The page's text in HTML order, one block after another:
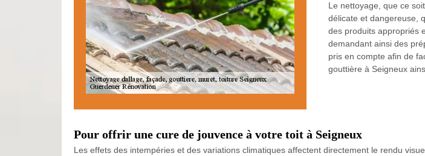
Le nettoyage, que ce
délicate et dangereuse,
des produits appropriés
demandant ainsi des
pris en compte afin de
gouttière à Seigneux
Pour offrir une cure de jouvence à votre toit à Seigneux
Les effets des intempéries et des variations climatiques affectent directement le rendu